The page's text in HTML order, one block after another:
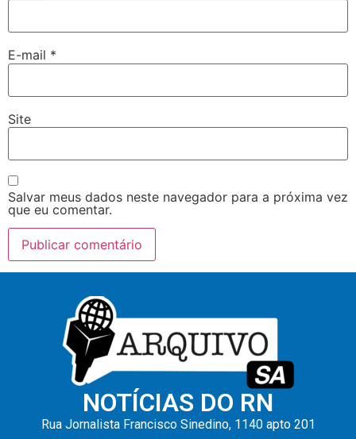
E-mail *
Site
Salvar meus dados neste navegador para a próxima vez
que eu comentar.
NOTÍCIAS DO RN
Rua Jornalista Francisco Sinedino, 1140 apto 201